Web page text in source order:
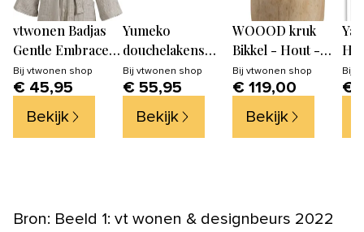
vtwonen Badjas
Gentle Embrace -
S/M - Zand
Bij vtwonen shop
€ 45,95
Bekijk
Yumeko
douchelakens
Terry - white
sand - 70x140 - 2
Bij vtwonen shop
€ 55,95
Bekijk
WOOOD kruk
Bikkel - Hout -
Naturel -
40x28x28
Bij vtwonen shop
€ 119,00
Bekijk
-
Bij
€
Bron: Beeld 1: vt wonen & designbeurs 2022